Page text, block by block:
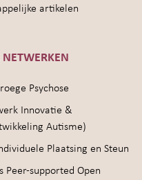
artikelen
NETWERKEN
Psychose
Innovatie &
Autisme)
Plaatsing en Steun
Peer-supported Open